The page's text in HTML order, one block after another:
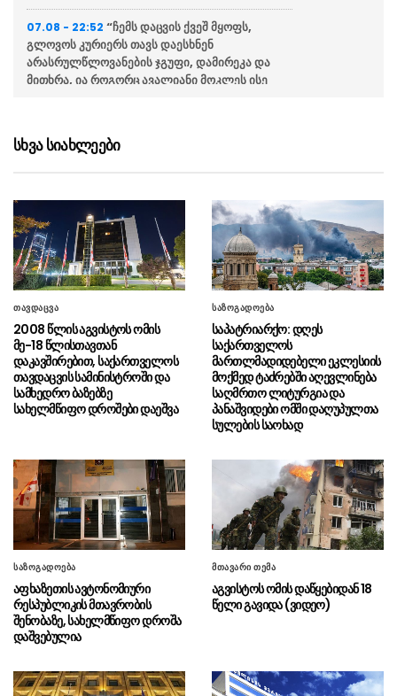
07.08 - 22:52 “ჩემს დაცვის ქვეშ მყოფს,
გლოვოს კურიერს თავს დაესხნენ
არასრულწლოვანების ჯგუფი, დამირეკა და
მითხრა, ია როგორც ავალიანი მოკლეს ისე
07.08 - 22:31
აშშ-ის სენატმა ხმათა
უმრავლესობით დაუჭირა მხარი კანონპროექტს
07.08 - 21:46აფხაზეთის ომის მონაწილე გია
ნიშნიანიძე ბარამიძეს ტყუილში ამხელს
07.08 - 21:41აფხაზეთის დე ფაქტო საგარეო
საქმეთა სამინისტრო: ბარამიძის დევნას
აშკარად პოლიტიკურად მოტივირებული
ხასიათი აქვს
07.08 - 21:34ნია იმნაძის ადვოკატი
საავადმყოფოში გადაღებულ კადრებს
ასაჯაროებს (ვიდეო)
ეკა კუპატაძე მიმართვას
ავრცელებს
07.08 - 21:04“ფარულ ჩანაწერში ნია იმნაძე
და მამამისი განიხილავდნენ, როგორ ჩაიდინა
ალექსანდრე გაბაშვილმა დანაშაული”
07.08 - 20:20
“საფრანგეთი არ დაუშვებს
უცხოური ჩარევის არცერთ მცდელობას
საკუთარ დემოკრატიულ დებატებში”
07.08 - 20:13
07.08 - 20:11რუსთავის ცენტრალური პარკის
სხვა სიახლეები
თავდაცვა
2008 წლის აგვისტოს ომის
მე-18 წლისთავთან
დაკავშირებით, საქართველოს
თავდაცვის სამინისტროში და
სამხედრო ბაზებზე
სახელმწიფო დროშები დაეშვა
საზოგადოება
საპატრიარქო: დღეს
საქართველოს
მართლმადიდებელი ეკლესიის
მოქმედ ტაძრებში აღევლინება
საღმრთო ლიტურგია და
პანაშვიდები ომში დაღუპულთა
სულების საოხად
საზოგადოება
აფხაზეთის ავტონომიური
რესპუბლიკის მთავრობის
შენობაზე, სახელმწიფო დროშა
დაშვებულია
მთავარი თემა
აგვისტოს ომის დაწყებიდან 18
წელი გავიდა (ვიდეო)